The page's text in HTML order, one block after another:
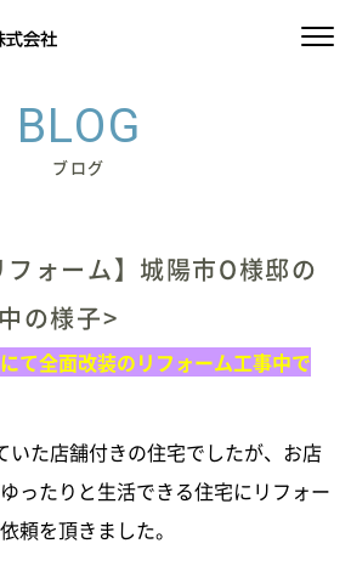
イベント情報
BLOG
ブログ
フォーム】城陽市O様邸の
の様子>
て全面改装のリフォーム工事中で
いた店舗付きの住宅でしたが、お店
ったりと生活できる住宅にリフォー
頼を頂きました。